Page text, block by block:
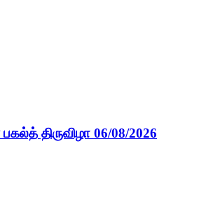
திருவிழா 06/08/2026